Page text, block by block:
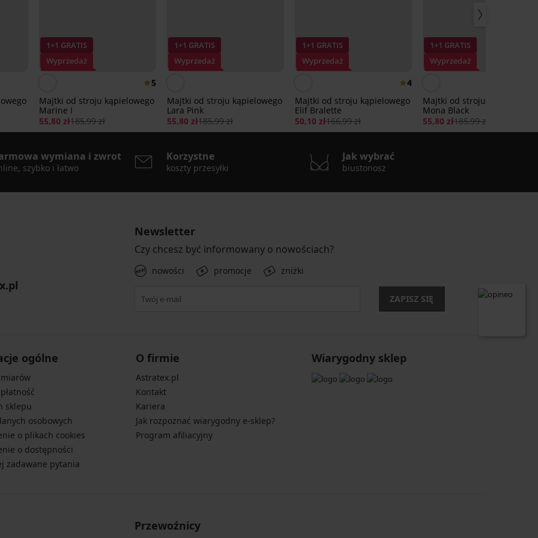
1+1 GRATIS
Wyprzedaż
5
Majtki od stroju kąpielowego
Marine I
55,80 zł185,99 zł
1+1 GRATIS
Wyprzedaż
Majtki od stroju kąpielowego
Lara Pink
55,80 zł185,99 zł
1+1 GRATIS
Wyprzedaż
4
Majtki od stroju kąpielowego
Elif Bralette
50,10 zł166,99 zł
1+1 GRATIS
Wyprzedaż
Majtki od stroju kąpielowego
Mona Black
55,80 zł185,99 zł
wymiana i zwrot
szybko i łatwo
Korzystne
koszty przesyłki
Jak wybrać
biustonosz
Newsletter
Czy chcesz być informowany o nowościach?
nowości promocje zniżki
ZAPISZ SIĘ
ogólne
sklepu
osobowych
o plikach cookies
o dostępności
zadawane pytania
O firmie
Astratex.pl
Kontakt
Kariera
Jak rozpoznać wiarygodny e-sklep?
Program afiliacyjny
Wiarygodny sklep
Przewoźnicy